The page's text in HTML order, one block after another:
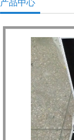
产品中心